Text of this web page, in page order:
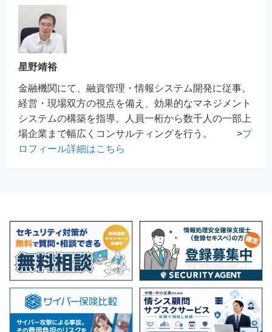
星野靖裕
金融機関にて、融資管理・情報システム開発に従事。
経営・現場双方の視点を備え、効果的なマネジメント
システムの構築を指導。人員一桁から数千人の一部上
場企業まで幅広くコンサルティングを行う。 >プ
ロフィール詳細はこちら